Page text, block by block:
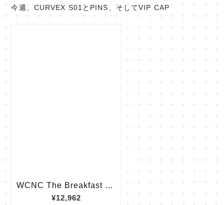
今週、CURVEX S01とPINS、そしてVIP CAP